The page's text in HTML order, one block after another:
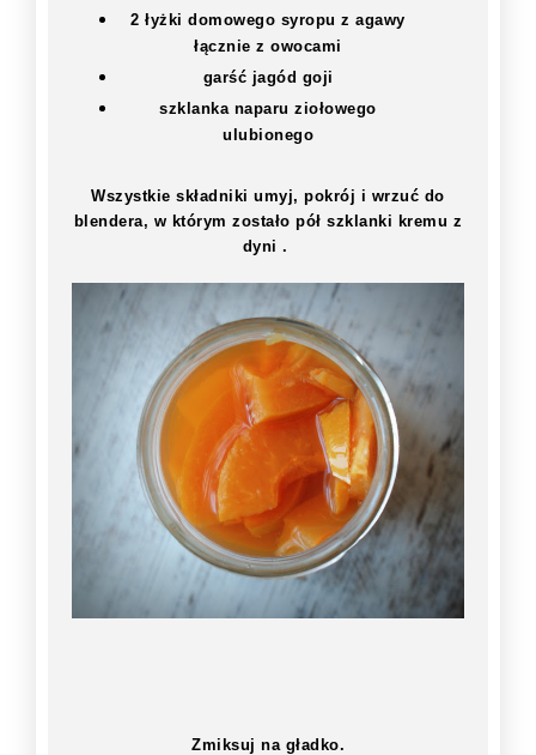
2 łyżki domowego syropu z agawy
łącznie z owocami
garść jagód goji
szklanka naparu ziołowego
ulubionego
Wszystkie składniki umyj, pokrój i wrzuć do
blendera, w którym zostało pół szklanki kremu z
dyni .
Zmiksuj na gładko.